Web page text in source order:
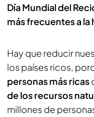
Día Mundial del
más frecuentes a
Hay que reducir
los países ricos,
personas más ricas
de los recursos
millones de